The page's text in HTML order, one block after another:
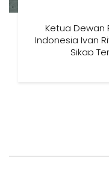
Ketua Dewan
Indonesia Ivan
Sikap